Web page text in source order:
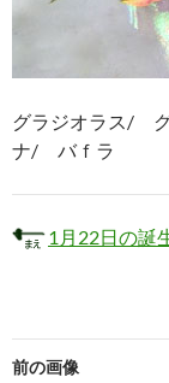
グラジオラス/
ナ/ バｆラ
1月22日の誕
前の画像